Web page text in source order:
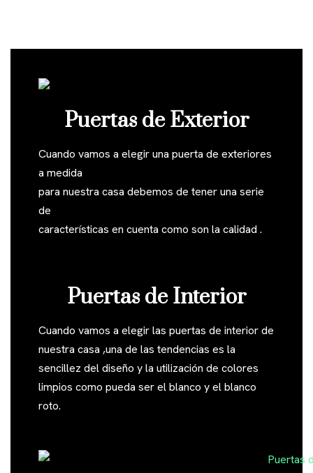
Puertas de Exterior
Cuando vamos a elegir una puerta de exteriores
a medida
para nuestra casa debemos de tener una serie
de
características en cuenta como son la calidad .
Puertas de Interior
Cuando vamos a elegir las puertas de interior de
nuestra casa ,una de las tendencias es la
sencillez del diseño y la utilización de colores
limpios como pueda ser el blanco y el blanco
roto.